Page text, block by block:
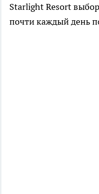
Starlight Resort
почти каждый день